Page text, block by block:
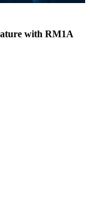
with RM1A